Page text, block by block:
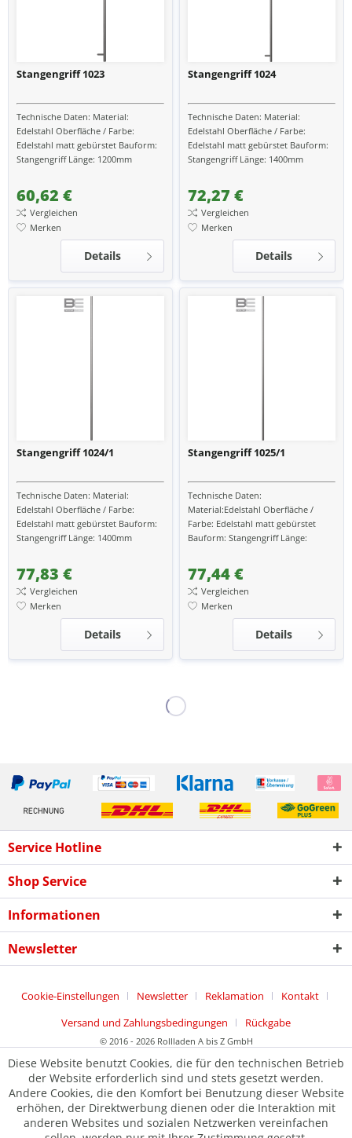
Stangengriff 1023
Technische Daten: Material:
Edelstahl Oberfläche / Farbe:
Edelstahl matt gebürstet Bauform:
Stangengriff Länge: 1200mm
60,62 €
Vergleichen
Merken
Details
Stangengriff 1024
Technische Daten: Material:
Edelstahl Oberfläche / Farbe:
Edelstahl matt gebürstet Bauform:
Stangengriff Länge: 1400mm
72,27 €
Vergleichen
Merken
Details
Stangengriff 1024/1
Technische Daten: Material:
Edelstahl Oberfläche / Farbe:
Edelstahl matt gebürstet Bauform:
Stangengriff Länge: 1400mm
aus: Aluminium passend zu...
77,83 €
Vergleichen
Merken
Details
Stangengriff 1025/1
Technische Daten:
Material:Edelstahl Oberfläche /
Farbe: Edelstahl matt gebürstet
Bauform: Stangengriff Länge:
zu Türen aus: Aluminium passend
zu...
77,44 €
Vergleichen
Merken
Details
Service Hotline
Shop Service
Informationen
Newsletter
Cookie-Einstellungen Newsletter Reklamation
Kontakt
Versand und Zahlungsbedingungen
Rückgabe
© 2016 - 2026 Rollladen A bis Z GmbH
Diese Website benutzt Cookies, die für den technischen Betrieb
der Website erforderlich sind und stets gesetzt werden.
Andere Cookies, die den Komfort bei Benutzung dieser Website
erhöhen, der Direktwerbung dienen oder die Interaktion mit
anderen Websites und sozialen Netzwerken vereinfachen